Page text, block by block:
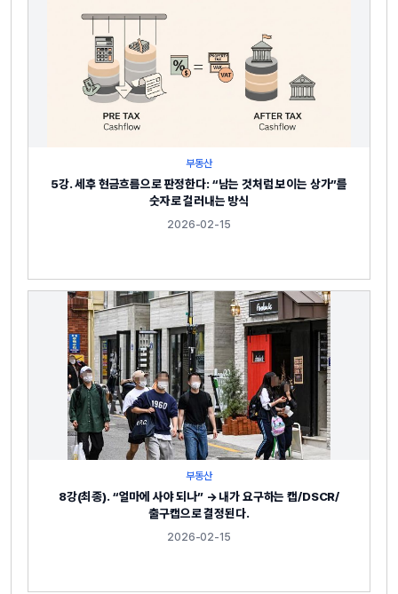
부동산
5강. 세후 현금흐름으로 판정한다: “남는 것처럼 보이는 상가”를
숫자로 걸러내는 방식
2026-02-15
부동산
8강(최종). “얼마에 사야 되나” → 내가 요구하는 캡/DSCR/
출구캡으로 결정된다.
2026-02-15